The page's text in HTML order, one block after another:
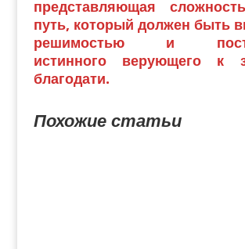
представляющая
путь, который должен быть
решимостью и
истинного верующего к
благодати.
Похожие статьи